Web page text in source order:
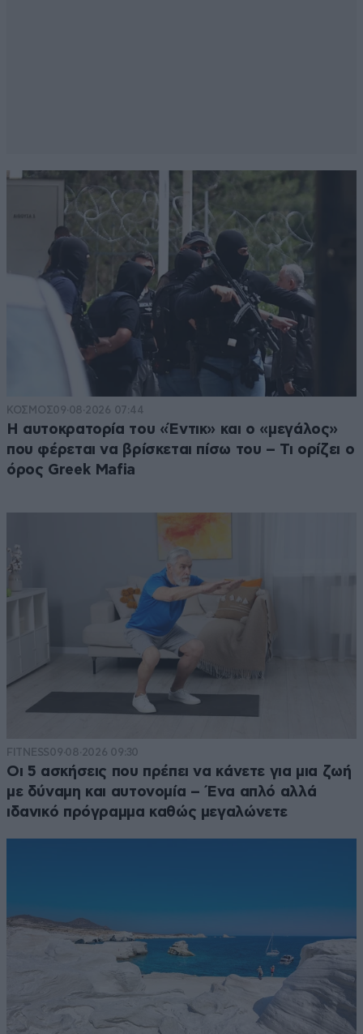
ΚΟΣΜΟΣ09·08·2026 07:44
Η αυτοκρατορία του «Έντικ» και ο «μεγάλος»
που φέρεται να βρίσκεται πίσω του – Τι ορίζει ο
όρος Greek Mafia
FITNESS09·08·2026 09:30
Οι 5 ασκήσεις που πρέπει να κάνετε για μια ζωή
με δύναμη και αυτονομία – Ένα απλό αλλά
ιδανικό πρόγραμμα καθώς μεγαλώνετε